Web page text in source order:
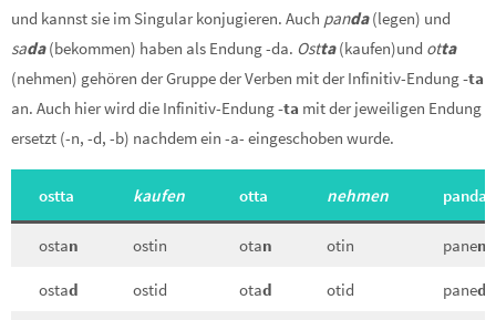
und kannst sie im Singular konjugieren. Auch panda (legen) und
sada (bekommen) haben als Endung -da. Ostta(kaufen)und otta
(nehmen) gehören der Gruppe der Verben mit der Infinitiv-Endung-ta
an. Auch hier wird die Infinitiv-Endung-ta mit der jeweiligen Endung
ersetzt (-n, -d, -b) nachdem ein -a- eingeschoben wurde.
ostta kaufen otta nehmen panda
ostan ostin otan otin panen
ostad ostid otad otid paned